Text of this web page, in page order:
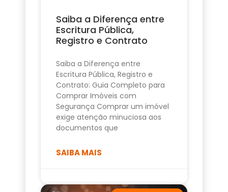
Saiba a Diferença entre
Escritura Pública,
Registro e Contrato
Saiba a Diferença entre
Escritura Pública, Registro e
Contrato: Guia Completo para
Comprar Imóveis com
Segurança Comprar um imóvel
exige atenção minuciosa aos
documentos que
SAIBA MAIS